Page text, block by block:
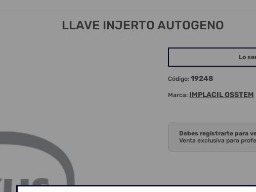
LLAVE INJERTO AUTOGENO
Lo
Código: 19248
Marca: IMPLACIL OSSTEM
Debes registrarte para
Venta exclusiva para